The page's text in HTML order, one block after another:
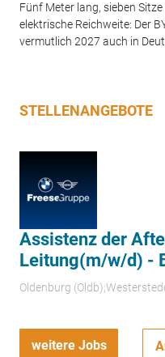
Fünf Meter lang, sieben
elektrische Reichweite: Der
vermutlich 2027 auch in
STELLENANGEBOTE
Assistenz der
Leitung(m/w/d) -
Oldenburg
weitere Jobs